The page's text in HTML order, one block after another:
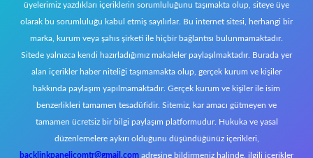
üyelerimiz yazdıkları içeriklerin sorumluluğunu taşımakta olup, siteye üye
olarak bu sorumluluğu kabul etmiş sayılırlar. Bu internet sitesi, herhangi bir
marka, kurum veya şahıs şirketi ile hiçbir bağlantısı bulunmamaktadır.
Sitede yalnızca kendi hazırladığımız makaleler paylaşılmaktadır. Burada yer
alan içerikler haber niteliği taşımamakta olup, gerçek kurum ve kişiler
hakkında paylaşım yapılmamaktadır. Gerçek kurum ve kişiler ile isim
benzerlikleri tamamen tesadüfidir. Sitemiz, kar amacı gütmeyen ve
tamamen ücretsiz bir bilgi paylaşım platformudur. Hukuka ve yasal
düzenlemelere aykırı olduğunu düşündüğünüz içerikleri,
backlinkpanelicomtr@gmail.com adresine bildirmeniz halinde, ilgili içerikler